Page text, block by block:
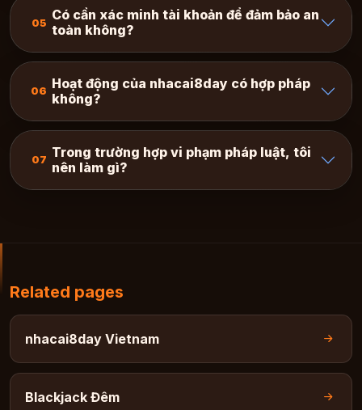
05 Có cần xác minh tài khoản để đảm bảo an
toàn không?
06 Hoạt động của nhacai8day có hợp pháp
không?
07 Trong trường hợp vi phạm pháp luật, tôi
nên làm gì?
Related pages
nhacai8day Vietnam
Blackjack Đêm